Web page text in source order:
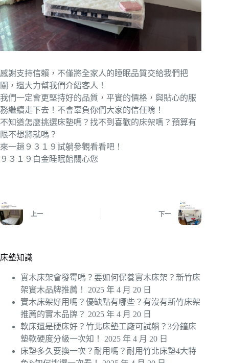
感謝支持信賴，不僅將全家人的睡眠品質交給我們把
關，還大力幫我們介紹客人！
我們一定會更堅持好的品質，平實的價格，與貼心的服
務繼續走下去！不會辜負你們大家的信任唷！
不知道怎麼挑選床墊嗎？找不到喜歡的床架嗎？預算有
限不想將就嗎？
來一趟９３１９試躺參觀看看吧！
９３１９白金睡眠館關心您
上一 下一
床墊知識
實木床架會發霉嗎？要如何保養實木床架？新竹床
架實木品牌推薦！
2025 年 4 月 20 日
實木床架好用嗎？優缺點有哪些？有沒有新竹床架
推薦的實木品牌？ 2025 年 4 月 20 日
軟床還是硬床好？竹北床墊工廠可試躺？3分鐘床
墊軟硬度分級一次知！
2025 年 4 月 20 日
床墊多久要換一次？耐用嗎？耐用竹北床墊4大特